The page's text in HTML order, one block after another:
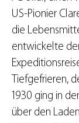
US-Pionier
die
entwickelte
Tiefgefrieren,
1930 ging in
über den